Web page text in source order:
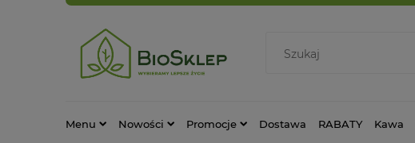
Menu Nowości Promocje Dostawa RABATY Kawa